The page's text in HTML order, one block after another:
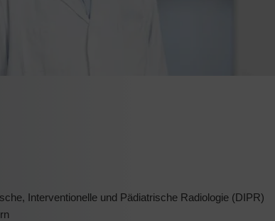
Interventionelle und Pädiatrische Radiologie (DIPR)